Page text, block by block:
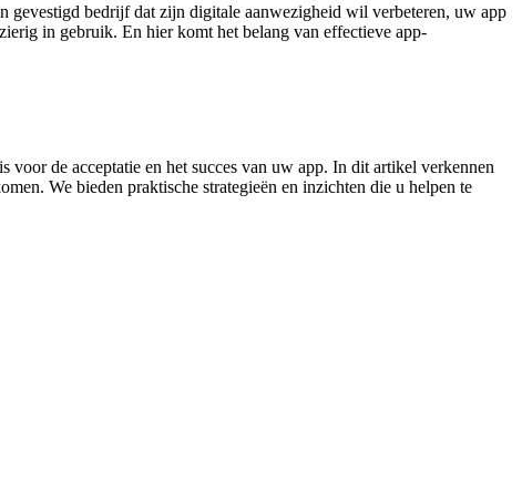
gevestigd bedrijf dat zijn digitale aanwezigheid wil verbeteren, uw app
in gebruik. En hier komt het belang van effectieve app-
de acceptatie en het succes van uw app. In dit artikel verkennen
We bieden praktische strategieën en inzichten die u helpen te